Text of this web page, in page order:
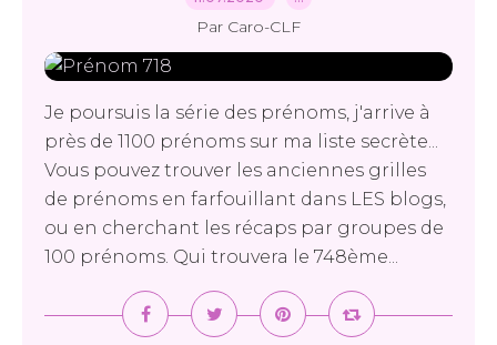
Par Caro-CLF
Je poursuis la série des prénoms, j'arrive à
près de 1100 prénoms sur ma liste secrète...
Vous pouvez trouver les anciennes grilles
de prénoms en farfouillant dans LES blogs,
ou en cherchant les récaps par groupes de
100 prénoms. Qui trouvera le 748ème...